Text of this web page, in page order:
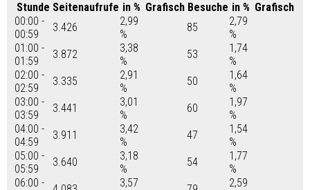
Stunde Seitenaufrufe in % Grafisch Besuche in % Grafisch
00:00 -
00:59
3.426
2,99
%
85
2,79
%
01:00 -
01:59
3.872
3,38
%
53
1,74
%
02:00 -
02:59
3.335
2,91
%
50
1,64
%
03:00 -
03:59
3.441
3,01
%
60
1,97
%
04:00 -
04:59
3.911
3,42
%
47
1,54
%
05:00 -
05:59
3.640
3,18
%
54
1,77
%
06:00 -
3,57
2,59